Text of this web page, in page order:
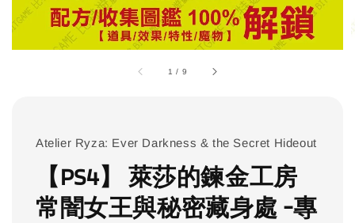
1 / 9
Atelier Ryza: Ever Darkness & the Secret Hideout
【PS4】 萊莎的鍊金工房
常闇女王與秘密藏身處 -專